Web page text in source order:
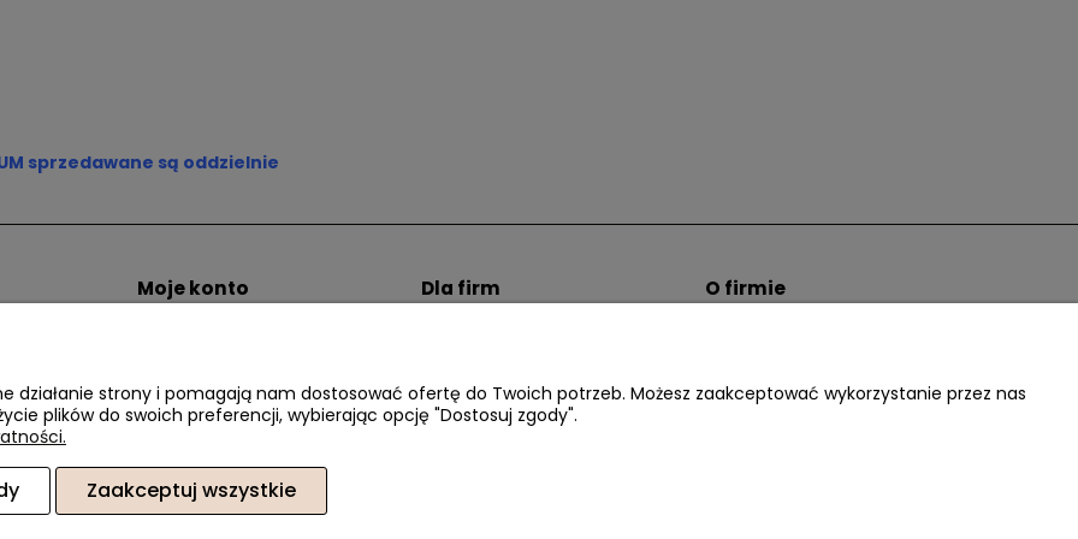
sprzedawane są oddzielnie
Moje konto
Przechowalnia
Dla firm O firmie
dacter.pl
02-410 Warszawa, woj. mazowieckie | E-mail:
działanie strony i pomagają nam dostosować ofertę do Twoich potrzeb. Możesz zaakceptować wykorzystanie przez nas
plików do swoich preferencji, wybierając opcję "Dostosuj zgody".
Zaakceptuj wszystkie